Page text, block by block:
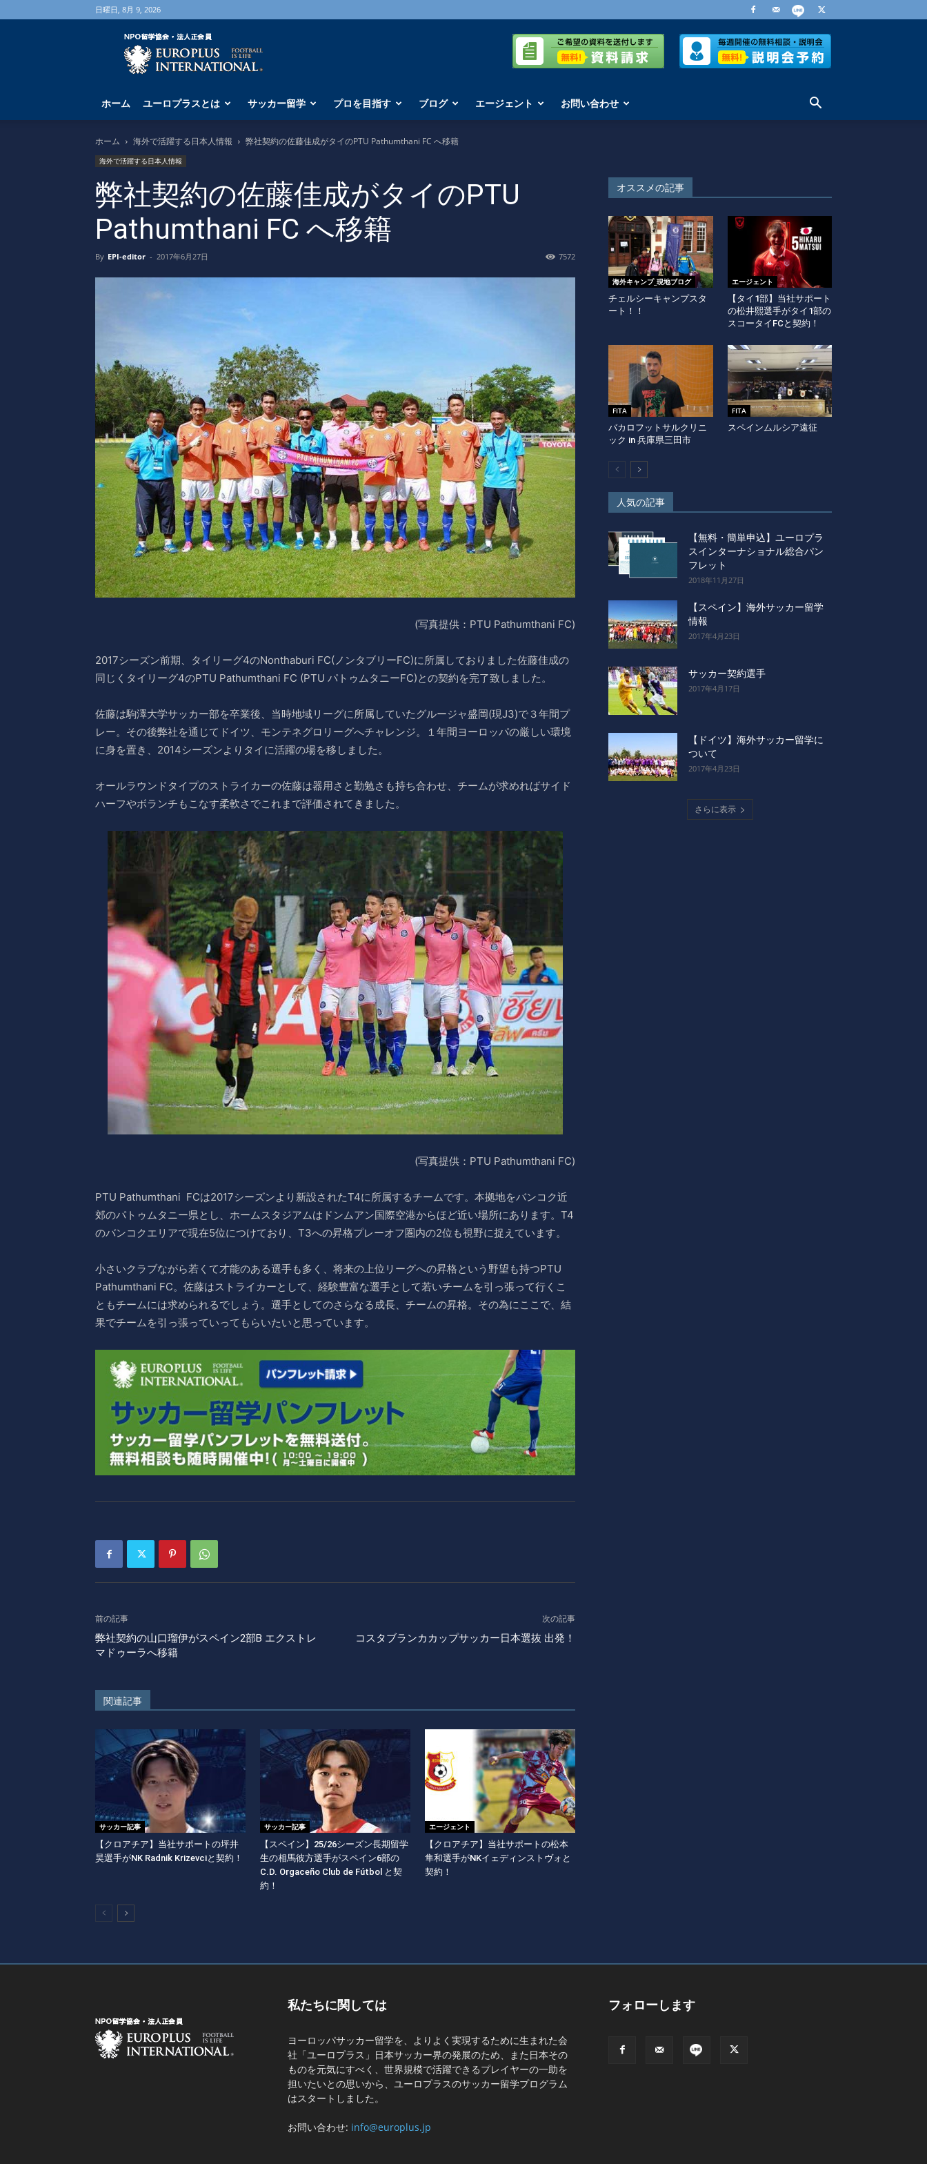
日曜日, 8月 9, 2026
海
外
サ
ー
学
ユ
ー
ロ
プ
ラ
ス
ホーム ユーロプラスとは サッカー留学 プロを目指す ブログ エージェント お問い合わせ
ホーム 海外で活躍する日本人情報 弊社契約の佐藤佳成がタイのPTU Pathumthani FC へ移籍
海外で活躍する日本人情報
弊社契約の佐藤佳成がタイのPTU
Pathumthani FC へ移籍
By EPI-editor - 2017年6月27日 7572
(写真提供：PTU Pathumthani FC)
2017シーズン前期、タイリーグ4のNonthaburi FC(ノンタブリーFC)に所属しておりました佐藤佳成の
同じくタイリーグ4のPTU Pathumthani FC (PTU パトゥムタニーFC)との契約を完了致しました。
佐藤は駒澤大学サッカー部を卒業後、当時地域リーグに所属していたグルージャ盛岡(現J3)で３年間プ
レー。その後弊社を通じてドイツ、モンテネグロリーグへチャレンジ。１年間ヨーロッパの厳しい環境
に身を置き、2014シーズンよりタイに活躍の場を移しました。
オールラウンドタイプのストライカーの佐藤は器用さと勤勉さも持ち合わせ、チームが求めればサイド
ハーフやボランチもこなす柔軟さでこれまで評価されてきました。
(写真提供：PTU Pathumthani FC)
PTU Pathumthani FCは2017シーズンより新設されたT4に所属するチームです。本拠地をバンコク近
郊のパトゥムタニー県とし、ホームスタジアムはドンムアン国際空港からほど近い場所にあります。T4
のバンコクエリアで現在5位につけており、T3への昇格プレーオフ圏内の2位も視野に捉えています。
小さいクラブながら若くて才能のある選手も多く、将来の上位リーグへの昇格という野望も持つPTU
Pathumthani FC。佐藤はストライカーとして、経験豊富な選手として若いチームを引っ張って行くこ
ともチームには求められるでしょう。選手としてのさらなる成長、チームの昇格。その為にここで、結
果でチームを引っ張っていってもらいたいと思っています。
前の記事
弊社契約の山口瑠伊がスペイン2部B エクストレ
マドゥーラへ移籍
次の記事
コスタブランカカップサッカー日本選抜 出発！
関連記事
サッカー記事
【クロアチア】当社サポートの坪井
昊選手がNK Radnik Krizevciと契約！
サッカー記事
【スペイン】25/26シーズン長期留学
生の相馬彼方選手がスペイン6部の
C.D. Orgaceño Club de Fútbol と契
約！
エージェント
【クロアチア】当社サポートの松本
隼和選手がNKイェディンストヴォと
契約！
オススメの記事
海外キャンプ_現地ブログ
チェルシーキャンプスタ
ート！！
エージェント
【タイ1部】当社サポート
の松井熙選手がタイ1部の
スコータイFCと契約！
FITA
バカロフットサルクリニ
ック in 兵庫県三田市
FITA
スペインムルシア遠征
人気の記事
【無料・簡単申込】ユーロプラ
スインターナショナル総合パン
フレット
2018年11月27日
【スペイン】海外サッカー留学
情報
2017年4月23日
サッカー契約選手
2017年4月17日
【ドイツ】海外サッカー留学に
ついて
2017年4月23日
さらに表示
私たちに関しては
ヨーロッパサッカー留学を、よりよく実現するために生まれた会
社「ユーロプラス」日本サッカー界の発展のため、また日本その
ものを元気にすべく、世界規模で活躍できるプレイヤーの一助を
担いたいとの思いから、ユーロプラスのサッカー留学プログラム
はスタートしました。
お問い合わせ: info@europlus.jp
フォローします